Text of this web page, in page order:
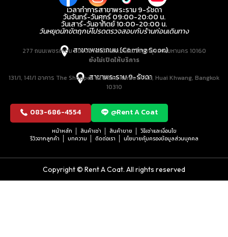
เวลาทำการสาขาพระราม 9-รัชดา
วันจันทร์-วันศุกร์ 09:00-20:00 น.
วันเสาร์-วันอาทิตย์ 10:00-20:00 น.
วันหยุดนักขัตฤกษ์โปรดตรวจสอบกับร้านก่อนเดินทาง
สาขาเพชรเกษม (Coming Soon)
277 ถนนเพชรเกษม แขวงบางหว้า เขตภาษีเจริญ กรุงเทพมหานคร 10160
ยังไม่เปิดให้บริการ
สาขาพระราม 9-รัชดา
131/1, 141/1 อาคาร The Shoppes at Belle, Rama IX Rd, Huai Khwang, Bangkok
10310
083-686-4554 @Rent A Coat
หน้าหลัก สินค้าเช่า สินค้าขาย
วิธีเช่าและเงื่อนไข
รีวิวจากลูกค้า
บทความ ติดต่อเรา นโยบายคุ้มครองข้อมูลส่วนบุคคล
Copyright © Rent A Coat. All rights reserved